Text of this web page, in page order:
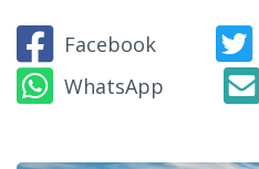
Facebook
WhatsApp